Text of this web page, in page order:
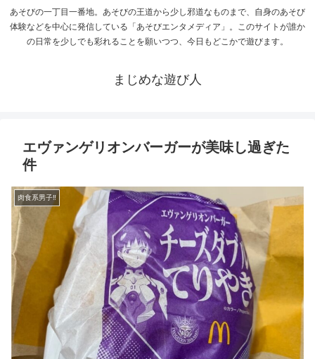
あそびの一丁目一番地。あそびの王道から少し邪道なものまで、自身のあそび
体験などを中心に発信している「あそびエンタメディア」。このサイトが誰か
の日常を少しでも彩れることを願いつつ、今日もどこかで遊びます。
まじめな遊び人
エヴァンゲリオンバーガーが美味し過ぎた
件
肉食系男子‼︎